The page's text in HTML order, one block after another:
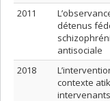
2011
détenus
antisociale
2018
contexte
intervenants